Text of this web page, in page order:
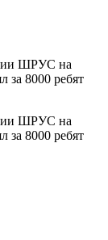
ШРУС на
за 8000 ребят
ШРУС на
за 8000 ребят